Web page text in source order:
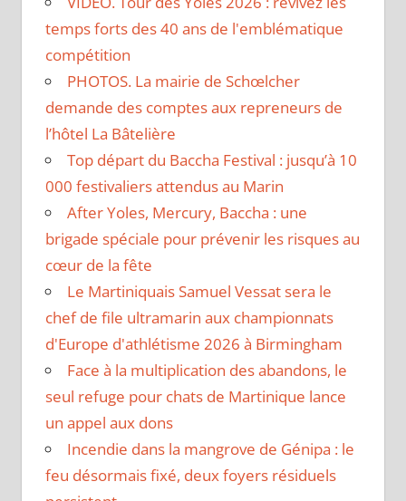
temps forts des 40 ans de l'emblématique
compétition
PHOTOS. La mairie de Schœlcher
demande des comptes aux repreneurs de
l’hôtel La Bâtelière
Top départ du Baccha Festival : jusqu’à 10
000 festivaliers attendus au Marin
After Yoles, Mercury, Baccha : une
brigade spéciale pour prévenir les risques au
cœur de la fête
Le Martiniquais Samuel Vessat sera le
chef de file ultramarin aux championnats
d'Europe d'athlétisme 2026 à Birmingham
Face à la multiplication des abandons, le
seul refuge pour chats de Martinique lance
un appel aux dons
Incendie dans la mangrove de Génipa : le
feu désormais fixé, deux foyers résiduels